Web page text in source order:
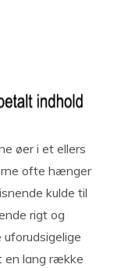
øer i et ellers
ofte hænger
kulde til
rigt og
en lang række